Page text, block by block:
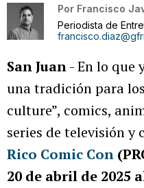
Por Francisco
Periodista de
San Juan- En lo que
una tradición para
culture”, comics,
series de televisión y
Rico Comic Con
20 de abril de 2025